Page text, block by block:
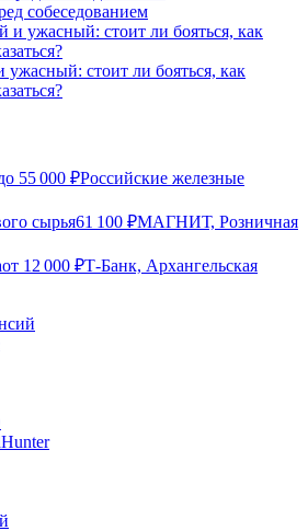
собеседованием
стоит ли бояться, как
55 000 ₽Российские железные
сырья61 100 ₽МАГНИТ, Розничная
от 12 000 ₽Т-Банк, Архангельская